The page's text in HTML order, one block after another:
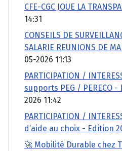
CFE-CGC JOUE LA
14:31
CONSEILS DE
SALARIE REUNIONS DE
05-2026 11:13
PARTICIPATION /
supports PEG / PERECO -
2026 11:42
PARTICIPATION /
d’aide au choix - Edition
🚀 Mobilité Durable chez